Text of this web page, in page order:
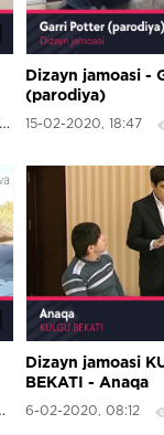
Dizayn jamoasi -
(parodiya)
15-02-2020, 18:47
Dizayn jamoasi
BEKATI - Anaqa
6-02-2020, 08:12